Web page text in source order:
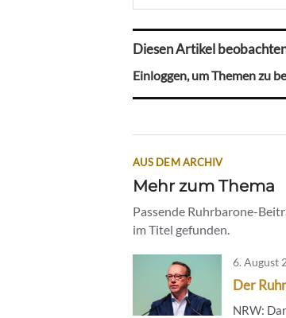
Diesen Artikel
Einloggen, um Themen zu
AUS DEM ARCHIV
Mehr zum Thema
Passende Ruhrbarone-
im Titel gefunden.
6. August
Der
NRW: